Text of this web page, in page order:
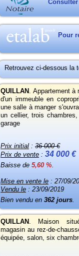
Pour
Retrouvez ci-dessous la
QUILLAN . Appartement à
d'un immeuble en
une salle à manger
un cellier, trois
garage
Prix initial: 36 000 €
Prix de vente : 34 000 €
Baisse de 5,60 %.
Mise en vente le : 27/09/
Vendu le : 23/09/2019
Bien vendu en 362 jours.
QUILLAN .
Maison
magasin au rez-de-
équipée, salon, six